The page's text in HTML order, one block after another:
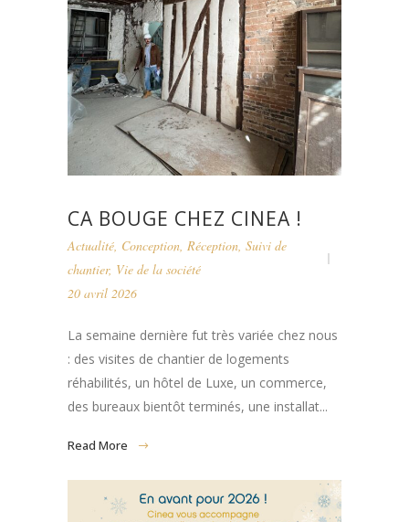
CA BOUGE CHEZ CINEA !
Actualité Conception Réception Suivi de
chantier, Vie de la société
20 avril 2026
La semaine dernière fut très variée chez nous
: des visites de chantier de logements
réhabilités, un hôtel de Luxe, un commerce,
des bureaux bientôt terminés, une installat...
Read More